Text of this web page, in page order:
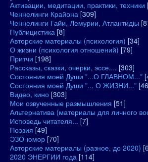
Активации, медитации, практики, техники
Ченнелинги Крайона [309]
Ченнелинги Гайи, Лемурии, Атлантидіы
Публицистика [8]
Авторские материалы (психология) [34]
О жизни (психология отношений) [79]
Притчи [198]
Рассказы, сказки, очерки, эссе.... [303]
Состояния моей Души "...О ГЛАВНОМ..."
Состояния моей Души "... О ЖИЗНИ..."
Видео, кино [303]
Мои озвученные размышления [51]
Альтернатива (материалы для личного
Исповедь читателя... [7]
Поэзия [49]
ЭЗО-юмор [70]
Авторские материалы (разное, до 2020)
2020 ЭНЕРГИИ года [114]